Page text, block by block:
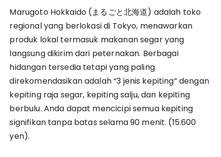
Marugoto Hokkaido (まるごと北海道) adalah toko
regional yang berlokasi di Tokyo, menawarkan
produk lokal termasuk makanan segar yang
langsung dikirim dari peternakan. Berbagai
hidangan tersedia tetapi yang paling
direkomendasikan adalah “3 jenis kepiting” dengan
kepiting raja segar, kepiting salju, dan kepiting
berbulu. Anda dapat mencicipi semua kepiting
signifikan tanpa batas selama 90 menit. (15.600
yen).